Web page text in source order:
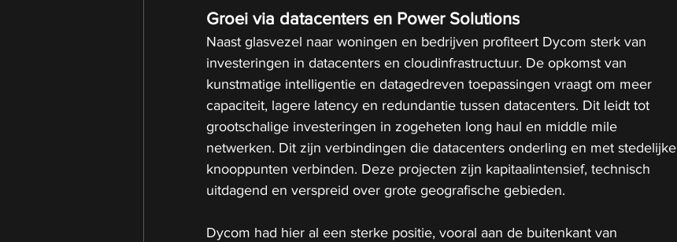
Groei via datacenters en Power Solutions
Naast glasvezel naar woningen en bedrijven profiteert Dycom sterk van
investeringen in datacenters en cloudinfrastructuur. De opkomst van
kunstmatige intelligentie en datagedreven toepassingen vraagt om meer
capaciteit, lagere latency en redundantie tussen datacenters. Dit leidt tot
grootschalige investeringen in zogeheten long haul en middle mile
netwerken. Dit zijn verbindingen die datacenters onderling en met stedelijke
knooppunten verbinden. Deze projecten zijn kapitaalintensief, technisch
uitdagend en verspreid over grote geografische gebieden.
Dycom had hier al een sterke positie, vooral aan de buitenkant van